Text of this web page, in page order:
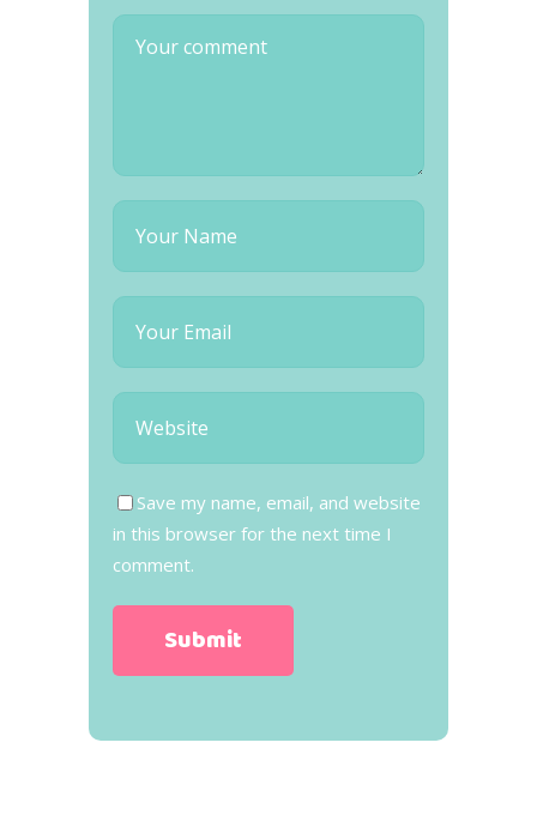
Save my name, email, and website
in this browser for the next time I
comment.